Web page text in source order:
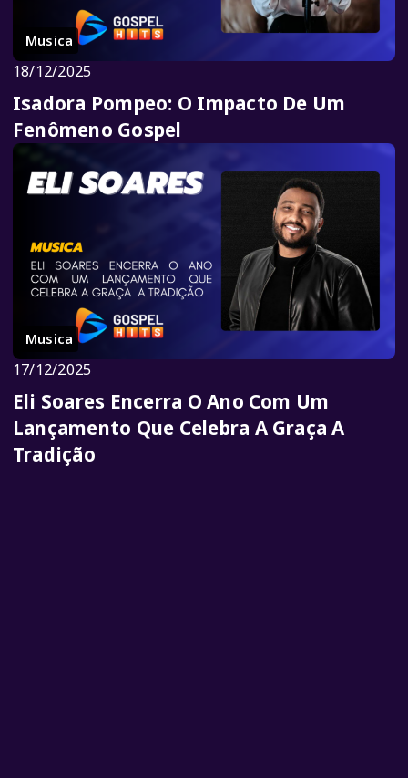
Musica
18/12/2025
Isadora Pompeo: O Impacto De Um
Fenômeno Gospel
Musica
17/12/2025
Eli Soares Encerra O Ano Com Um
Lançamento Que Celebra A Graça A
Tradição